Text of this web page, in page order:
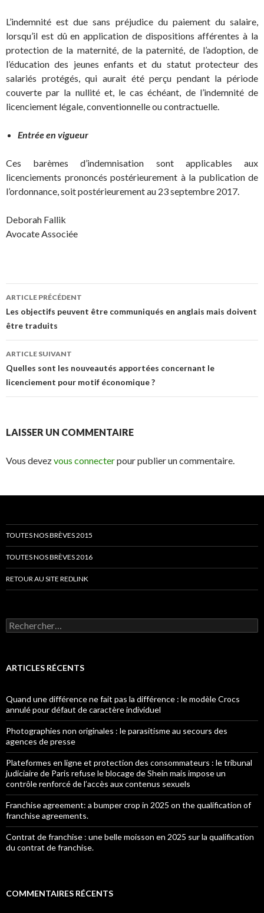
L’indemnité est due sans préjudice du paiement du salaire,
lorsqu’il est dû en application de dispositions afférentes à la
protection de la maternité, de la paternité, de l’adoption, de
l’éducation des jeunes enfants et du statut protecteur des
salariés protégés, qui aurait été perçu pendant la période
couverte par la nullité et, le cas échéant, de l’indemnité de
licenciement légale, conventionnelle ou contractuelle.
Entrée en vigueur
Ces barèmes d’indemnisation sont applicables aux
licenciements prononcés postérieurement à la publication de
l’ordonnance, soit postérieurement au 23 septembre 2017.
Deborah Fallik
Avocate Associée
Navigation
des
articles
ARTICLE PRÉCÉDENT
Les objectifs peuvent être communiqués en anglais mais doivent
être traduits
ARTICLE SUIVANT
Quelles sont les nouveautés apportées concernant le
licenciement pour motif économique ?
LAISSER UN COMMENTAIRE
Vous devezvous connecterpour publier un commentaire.
TOUTES NOS BRÈVES 2015
TOUTES NOS BRÈVES 2016
RETOUR AU SITE REDLINK
Rechercher :
ARTICLES RÉCENTS
Quand une différence ne fait pas la différence : le modèle Crocs
annulé pour défaut de caractère individuel
Photographies non originales : le parasitisme au secours des
agences de presse
Plateformes en ligne et protection des consommateurs : le tribunal
judiciaire de Paris refuse le blocage de Shein mais impose un
contrôle renforcé de l’accès aux contenus sexuels
Franchise agreement: a bumper crop in 2025 on the qualification of
franchise agreements.
Contrat de franchise : une belle moisson en 2025 sur la qualification
du contrat de franchise.
COMMENTAIRES RÉCENTS